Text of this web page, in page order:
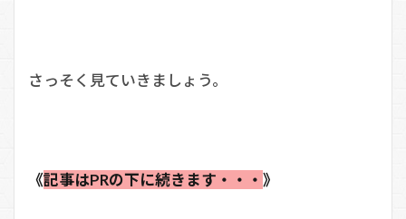
さっそく見ていきましょう。
《記事はPRの下に続きます・・・ 》